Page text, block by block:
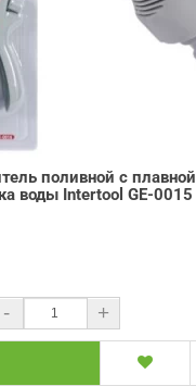
поливной с плавной
воды Intertool GE-0015
- +